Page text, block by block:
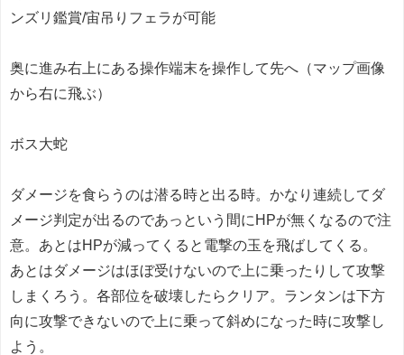
ンズリ鑑賞/宙吊りフェラが可能
奥に進み右上にある操作端末を操作して先へ（マップ画像
から右に飛ぶ）
ボス大蛇
ダメージを食らうのは潜る時と出る時。かなり連続してダ
メージ判定が出るのであっという間にHPが無くなるので注
意。あとはHPが減ってくると電撃の玉を飛ばしてくる。
あとはダメージはほぼ受けないので上に乗ったりして攻撃
しまくろう。各部位を破壊したらクリア。ランタンは下方
向に攻撃できないので上に乗って斜めになった時に攻撃し
よう。